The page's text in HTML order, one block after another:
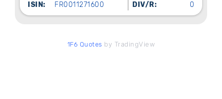
ISIN:
FR0011271600 DIV/R: 0
1F6 Quotes by TradingView